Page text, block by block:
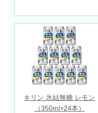
キリン 氷結無糖 レモン
（350ml×24本）